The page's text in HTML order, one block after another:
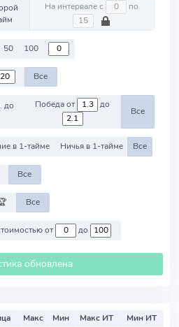
На интервале с по
50 100
Все
до
Победа от до
Все
в 1-тайме Ничья в 1-тайме Все
Все
Все
Против команд со стоимостью от до
обновлена
Макс Мин Макс ИТ
Мин ИТ